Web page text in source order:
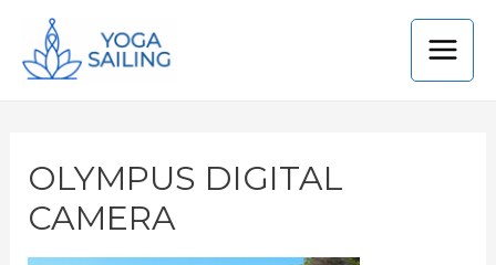
OLYMPUS DIGITAL
CAMERA